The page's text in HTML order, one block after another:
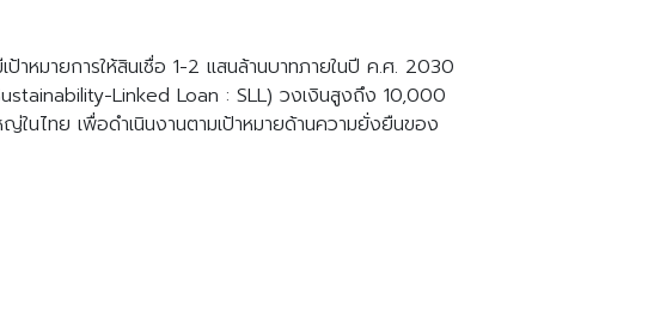
าหมายการให้สินเชื่อ 1-2 แสนล้านบาทภายในปี ค.ศ. 2030
Linked Loan : SLL) วงเงินสูงถึง 10,000
ไทย เพื่อดำเนินงานตามเป้าหมายด้านความยั่งยืนของ